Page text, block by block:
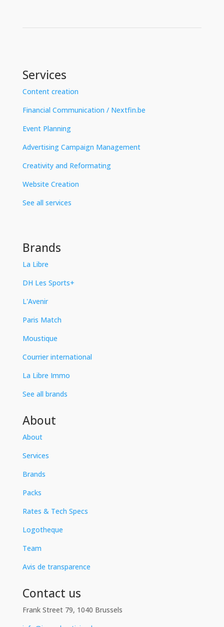
Services
Content creation
Financial Communication / Nextfin.be
Event Planning
Advertising Campaign Management
Creativity and Reformating
Website Creation
See all services
Brands
La Libre
DH Les Sports+
L'Avenir
Paris Match
Moustique
Courrier international
La Libre Immo
See all brands
About
About
Services
Brands
Packs
Rates & Tech Specs
Logotheque
Team
Avis de transparence
Contact us
Frank Street 79, 1040 Brussels